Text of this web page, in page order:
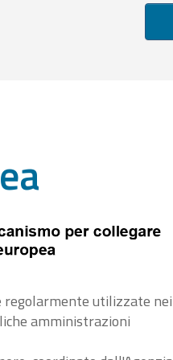
utilizzate nei
amministrazioni